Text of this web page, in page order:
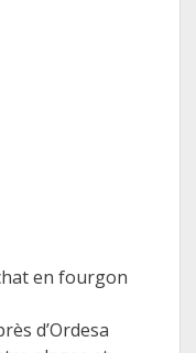
en fourgon
d’Ordesa